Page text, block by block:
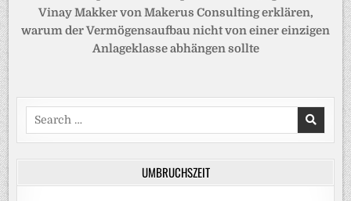
Vinay Makker von Makerus Consulting erklären,
warum der Vermögensaufbau nicht von einer einzigen
Anlageklasse abhängen sollte
Search
for:
UMBRUCHSZEIT